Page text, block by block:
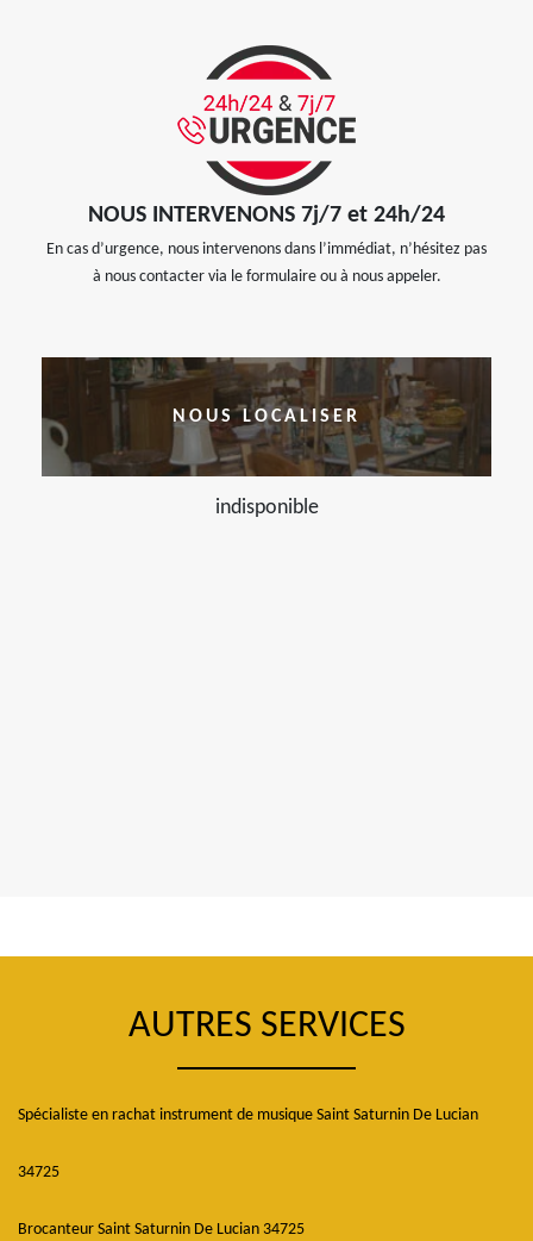
NOUS INTERVENONS 7j/7 et 24h/24
En cas d’urgence, nous intervenons dans l’immédiat, n’hésitez pas
à nous contacter via le formulaire ou à nous appeler.
NOUS LOCALISER
indisponible
AUTRES SERVICES
Spécialiste en rachat instrument de musique Saint Saturnin De Lucian
34725
Brocanteur Saint Saturnin De Lucian 34725